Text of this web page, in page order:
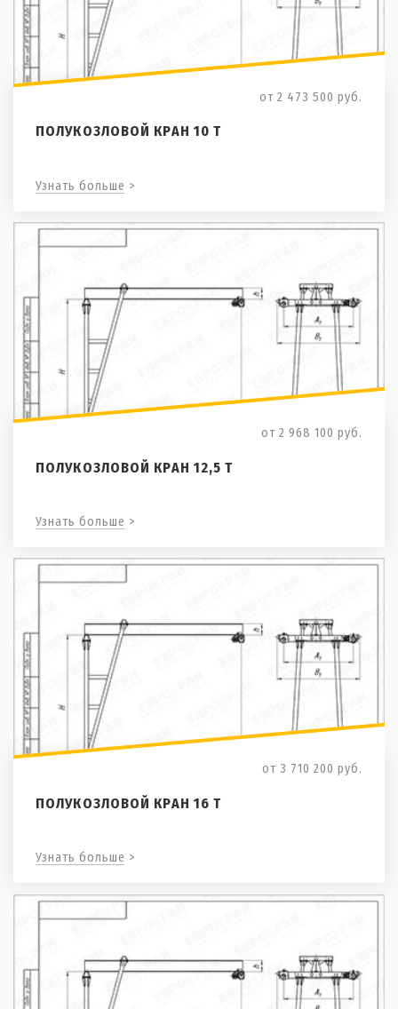
от 2 473 500 руб.
ПОЛУКОЗЛОВОЙ КРАН 10 Т
Узнать больше >
от 2 968 100 руб.
ПОЛУКОЗЛОВОЙ КРАН 12,5 Т
Узнать больше >
от 3 710 200 руб.
ПОЛУКОЗЛОВОЙ КРАН 16 Т
Узнать больше >